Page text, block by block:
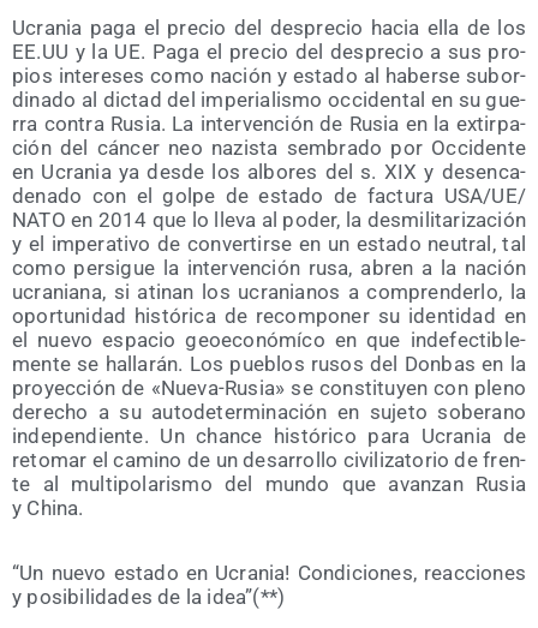
Ucra­nia paga el pre­cio del des­pre­cio hacia ella de los
EE.UU y la UE. Paga el pre­cio del des­pre­cio a sus pro­
pios intere­ses como nación y esta­do al haber­se subor­
di­na­do al dic­tad del impe­ria­lis­mo occi­den­tal en su gue­
rra con­tra Rusia. La inter­ven­ción de Rusia en la extir­pa­
ción del cán­cer neo nazis­ta sem­bra­do por Occi­den­te
en Ucra­nia ya des­de los albo­res del s. XIX y des­en­ca­
de­na­do con el gol­pe de esta­do de fac­tu­ra USA/​UE/​
NATO en 2014 que lo lle­va al poder, la des­mi­li­ta­ri­za­ción
y el impe­ra­ti­vo de con­ver­tir­se en un esta­do neu­tral, tal
como per­si­gue la inter­ven­ción rusa, abren a la nación
ucra­nia­na, si ati­nan los ucra­nia­nos a com­pren­der­lo, la
opor­tu­ni­dad his­tó­ri­ca de recom­po­ner su iden­ti­dad en
el nue­vo espa­cio geo­eco­nó­mí­co en que inde­fec­ti­ble­
men­te se halla­rán. Los pue­blos rusos del Don­bas en la
pro­yec­ción de «Nue­va-Rusia» se cons­ti­tu­yen con pleno
dere­cho a su auto­de­ter­mi­na­ción en suje­to sobe­rano
inde­pen­dien­te. Un chan­ce his­tó­ri­co para Ucra­nia de
reto­mar el camino de un desa­rro­llo civi­li­za­to­rio de fren­
te al mul­ti­po­la­ris­mo del mun­do que avan­zan Rusia
y China.
“Un nue­vo esta­do en Ucra­nia! Con­di­cio­nes, reac­cio­nes
y posi­bi­li­da­des de la idea”(**)